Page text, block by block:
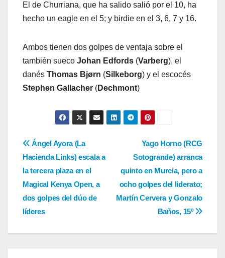
El de Churriana, que ha salido salió por el 10, ha
hecho un eagle en el 5; y birdie en el 3, 6, 7 y 16.
Ambos tienen dos golpes de ventaja sobre el
también sueco Johan Edfords (Varberg), el
danés Thomas Bjørn (Silkeborg) y el escocés
Stephen Gallacher (Dechmont)
Navegación
de
entradas
Yago Horno (RCG
Sotogrande) arranca
quinto en Murcia, pero a
ocho golpes del liderato;
Martín Cervera y Gonzalo
Baños, 15º
Ángel Ayora (La
Hacienda Links) escala a
la tercera plaza en el
Magical Kenya Open, a
dos golpes del dúo de
líderes